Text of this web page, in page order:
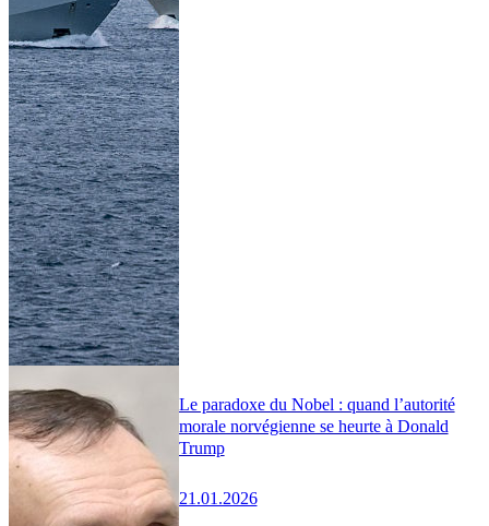
Le paradoxe du Nobel : quand l’autorité
morale norvégienne se heurte à Donald
Trump
21.01.2026